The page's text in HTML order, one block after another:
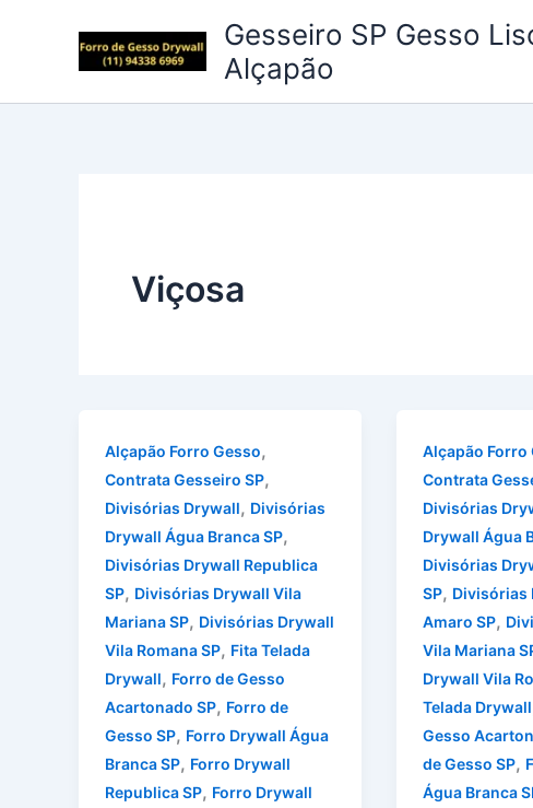
conteúdo
Gesseiro SP Gesso
Alçapão
Viçosa
Alçapão Forro Gesso,
Contrata Gesseiro SP,
Divisórias Drywall, Divisórias
Drywall Água Branca SP,
Divisórias Drywall Republica
SP, Divisórias Drywall Vila
Mariana SP, Divisórias Drywall
Vila Romana SP, Fita Telada
Drywall, Forro de Gesso
Acartonado SP, Forro de
Gesso SP, Forro Drywall Água
Branca SP, Forro Drywall
Republica SP, Forro Drywall
Alçapão Forro
Contrata
Divisórias
Drywall Água
Divisórias
SP, Divisórias
Amaro SP,
Vila Mariana
Drywall Vila
Telada Drywall
Gesso
de Gesso SP,
Água Branca